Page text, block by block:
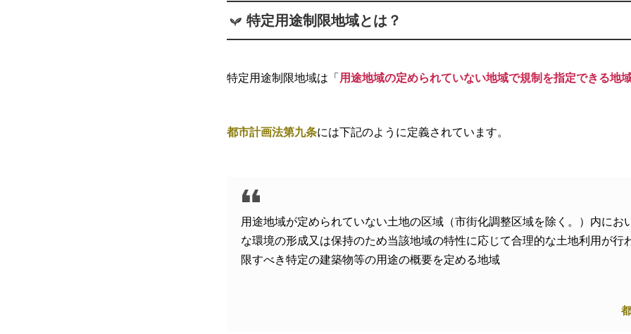
特定用途制限地域とは？
特定用途制限地域は「 用途地域の定められていない地域で規制を指定できる地
都市計画法第九条には下記のように定義されています。
用途地域が定められていない土地の区域（市街化調整区域を除く。）内にお
な環境の形成又は保持のため当該地域の特性に応じて合理的な土地利用が行
限すべき特定の建築物等の用途の概要を定める地域